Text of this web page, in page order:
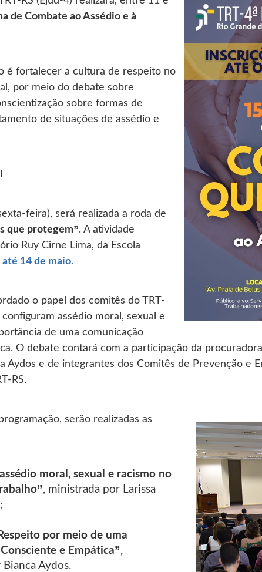
de Combate ao Assédio e à
é fortalecer a cultura de respeito no
por meio do debate sobre
sobre formas de
de situações de assédio e
feira), será realizada a roda de
que protegem”. A atividade
Ruy Cirne Lima, da Escola
14 de maio.
o papel dos comitês do TRT-
assédio moral, sexual e
de uma comunicação
O debate contará com a participação da
Aydos e de integrantes dos Comitês de Prevenção e
RS.
serão realizadas as
moral, sexual e racismo no
, ministrada por Larissa
por meio de uma
e Empática”,
Aydos.